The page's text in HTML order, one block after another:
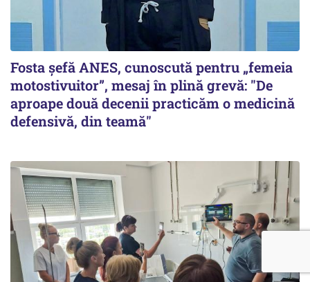
Fosta șefă ANES, cunoscută pentru „femeia
motostivuitor”, mesaj în plină grevă: "De
aproape două decenii practicăm o medicină
defensivă, din teamă"